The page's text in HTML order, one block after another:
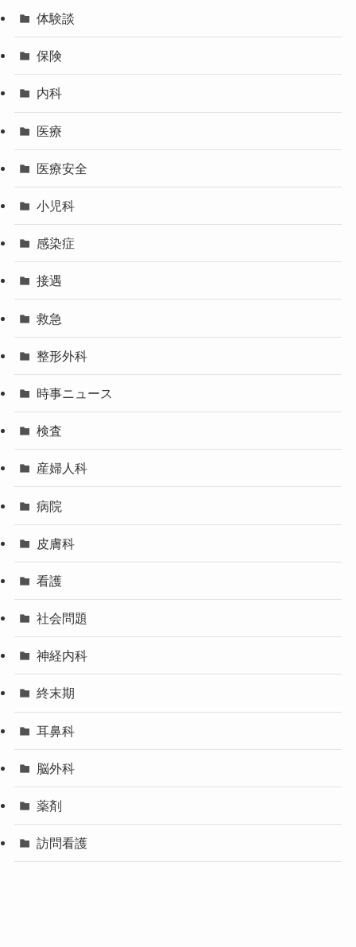
体験談
保険
内科
医療
医療安全
小児科
感染症
接遇
救急
整形外科
時事ニュース
検査
産婦人科
病院
皮膚科
看護
社会問題
神経内科
終末期
耳鼻科
脳外科
薬剤
訪問看護